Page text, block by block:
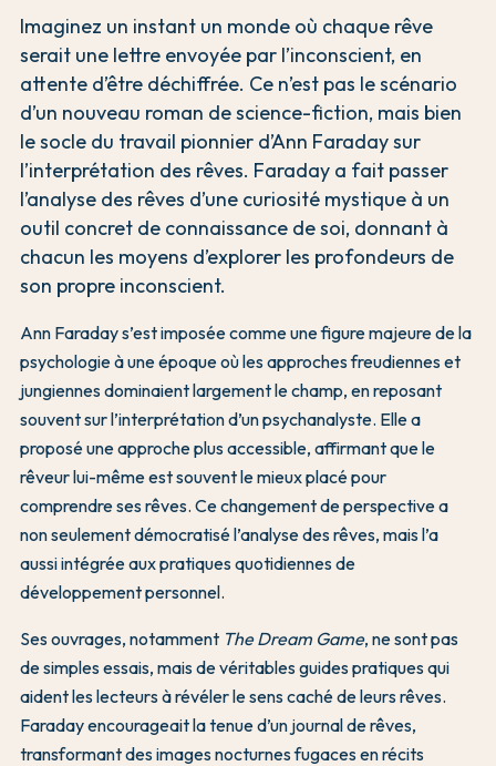
Imaginez un instant un monde où chaque rêve
serait une lettre envoyée par l’inconscient, en
attente d’être déchiffrée. Ce n’est pas le scénario
d’un nouveau roman de science-fiction, mais bien
le socle du travail pionnier d’Ann Faraday sur
l’interprétation des rêves. Faraday a fait passer
l’analyse des rêves d’une curiosité mystique à un
outil concret de connaissance de soi, donnant à
chacun les moyens d’explorer les profondeurs de
son propre inconscient.
Ann Faraday s’est imposée comme une figure majeure de la
psychologie à une époque où les approches freudiennes et
jungiennes dominaient largement le champ, en reposant
souvent sur l’interprétation d’un psychanalyste. Elle a
proposé une approche plus accessible, affirmant que le
rêveur lui-même est souvent le mieux placé pour
comprendre ses rêves. Ce changement de perspective a
non seulement démocratisé l’analyse des rêves, mais l’a
aussi intégrée aux pratiques quotidiennes de
développement personnel.
Ses ouvrages, notamment The Dream Game, ne sont pas
de simples essais, mais de véritables guides pratiques qui
aident les lecteurs à révéler le sens caché de leurs rêves.
Faraday encourageait la tenue d’un journal de rêves,
transformant des images nocturnes fugaces en récits